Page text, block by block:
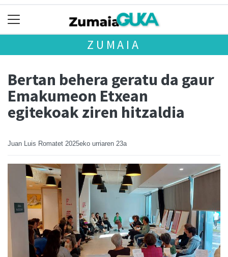
ZUMAIA
Bertan behera geratu da gaur
Emakumeon Etxean
egitekoak ziren hitzaldia
Juan Luis Romatet 2025eko urriaren 23a